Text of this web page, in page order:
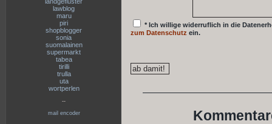
lawblog
maru
piri
shopblogger
sonia
suomalainen
supermarkt
tabea
tirilli
trulla
uta
wortperlen
--
mail encoder
* Ich willige widerruflich in die
zum Datenschutz ein.